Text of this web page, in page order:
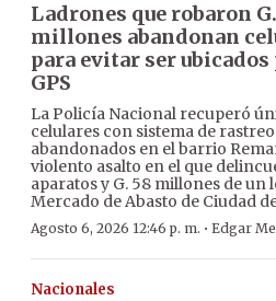
Ladrones que robaron
millones abandonan
para evitar ser ubicados
GPS
La Policía Nacional recuperó
celulares con sistema de
abandonados en el barrio
violento asalto en el que
aparatos y G. 58 millones de un
Mercado de Abasto de Ciudad
Agosto 6, 2026 12:46 p. m. · Edgar
Nacionales